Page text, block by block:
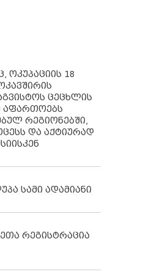
ოკუპაციის 18
ცეცხლის
აფართოებს
რეგიონებში,
და აქტიურად
სამი ადამიანი
რეგისტრაცია